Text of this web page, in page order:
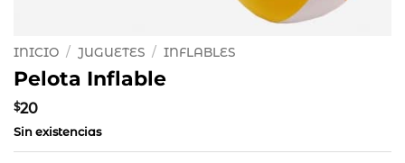
INICIO / JUGUETES / INFLABLES
Pelota Inflable
$20
Sin existencias